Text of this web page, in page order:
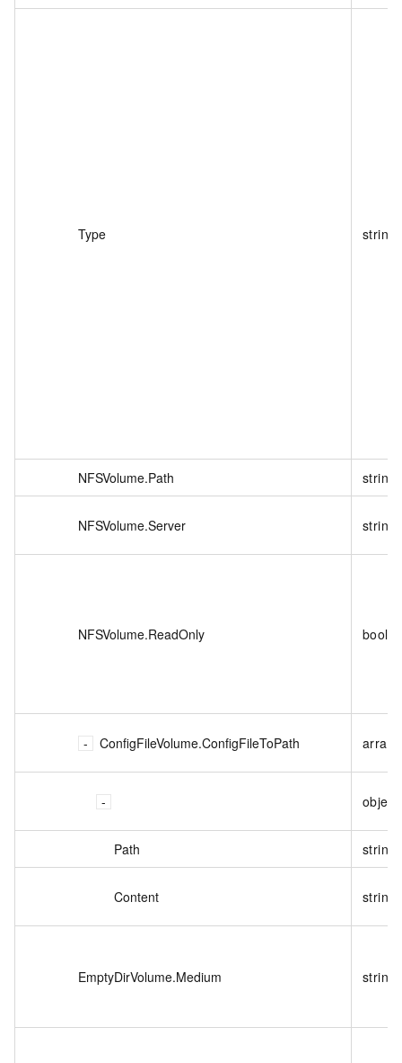
Type string
NFSVolume.Path string
NFSVolume.Server string
NFSVolume.ReadOnly
ConfigFileVolume.ConfigFileToPath
object
Path string
Content string
EmptyDirVolume.Medium string